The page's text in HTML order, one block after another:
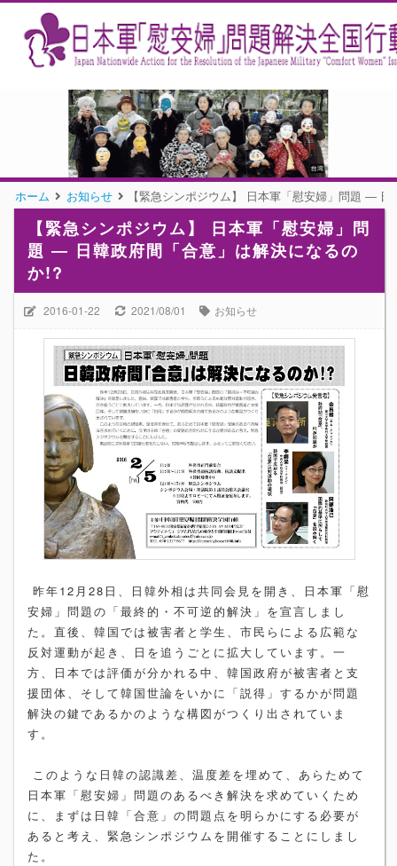
ホーム お知らせ 【緊急シンポジウム】 日本軍「慰安婦」問題 ―
【緊急シンポジウム】 日本軍「慰安婦」問
題 ― 日韓政府間「合意」は解決になるの
か!?
2016-01-22 2021/08/01 お知らせ
昨年12月28日、日韓外相は共同会見を開き、日本軍「慰
安婦」問題の「最終的・不可逆的解決」を宣言しまし
た。直後、韓国では被害者と学生、市民らによる広範な
反対運動が起き、日を追うごとに拡大しています。一
方、日本では評価が分かれる中、韓国政府が被害者と支
援団体、そして韓国世論をいかに「説得」するかが問題
解決の鍵であるかのような構図がつくり出されていま
す。
このような日韓の認識差、温度差を埋めて、あらためて
日本軍「慰安婦」問題のあるべき解決を求めていくため
に、まずは日韓「合意」の問題点を明らかにする必要が
あると考え、緊急シンポジウムを開催することにしまし
た。